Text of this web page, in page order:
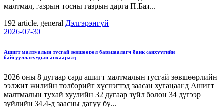
малтмал, газрын тосны газрын дарга П.Бая...
192 article, general Дэлгэрэнгүй
2026-07-30
Ашигт малтмалын тусгай зөвшөөрөл барьцаалагч банк санхүүгийн
байгууллагуудын анхааралд
2026 оны 8 дугаар сард ашигт малтмалын тусгай зөвшөөрлийн
ээлжит жилийн төлбөрийг хүснэгтэд заасан хугацаанд Ашигт
малтмалын тухай хуулийн 32 дугаар зүйл болон 34 дүгээр
зүйлийн 34.4-д заасны дагуу бү...